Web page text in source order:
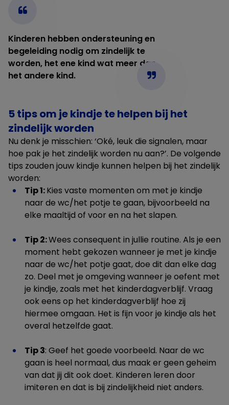
Kinderen hebben ondersteuning en
begeleiding nodig om zindelijk te
worden, het ene kind wat meer dan
het andere kind.
5 tips om je kindje te helpen bij het
zindelijk worden
Nu denk je misschien: ‘Oké, leuk die signalen, maar
hoe pak je het zindelijk worden nu aan?’. De volgende
tips zouden jouw kindje kunnen helpen bij het zindelijk
worden:
Tip 1:Kies vaste momenten om met je kindje
naar de wc/het potje te gaan, bijvoorbeeld na
elke maaltijd of voor en na het slapen.
Tip 2:Wees consequent in jullie routine. Als je een
moment hebt gekozen wanneer je met je kindje
naar de wc/het potje gaat, doe dit dan elke dag
zo. Deel met je omgeving wanneer je oefent met
je kindje, zoals met het kinderdagverblijf. Vraag
ook eens op het kinderdagverblijf hoe zij
hiermee omgaan. Het is fijn voor je kindje als het
overal hetzelfde gaat.
Tip 3: Geef het goede voorbeeld. Naar de wc
gaan is heel normaal, dus maak er geen geheim
van dat jij dit ook doet. Kinderen leren door
imiteren en dat is bij zindelijkheid niet anders.